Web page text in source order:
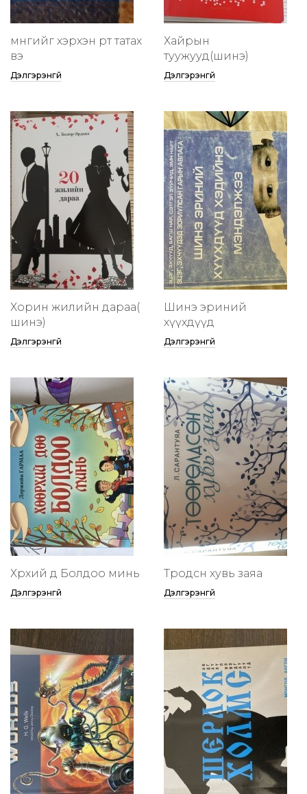
мөнгийг хэрхэн өөртөө татах
вэ
Дэлгэрэнгүй
Хайрын
туужууд(шинэ)
Дэлгэрэнгүй
Хорин жилийн дараа(
шинэ)
Дэлгэрэнгүй
Шинэ эриний
хүүхдүүд
Дэлгэрэнгүй
Хөөрхий дөө Болдоо минь
Дэлгэрэнгүй
Төөрөодсөн хувь заяа
Дэлгэрэнгүй